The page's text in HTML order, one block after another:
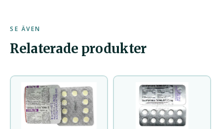
SE ÄVEN
Relaterade produkter